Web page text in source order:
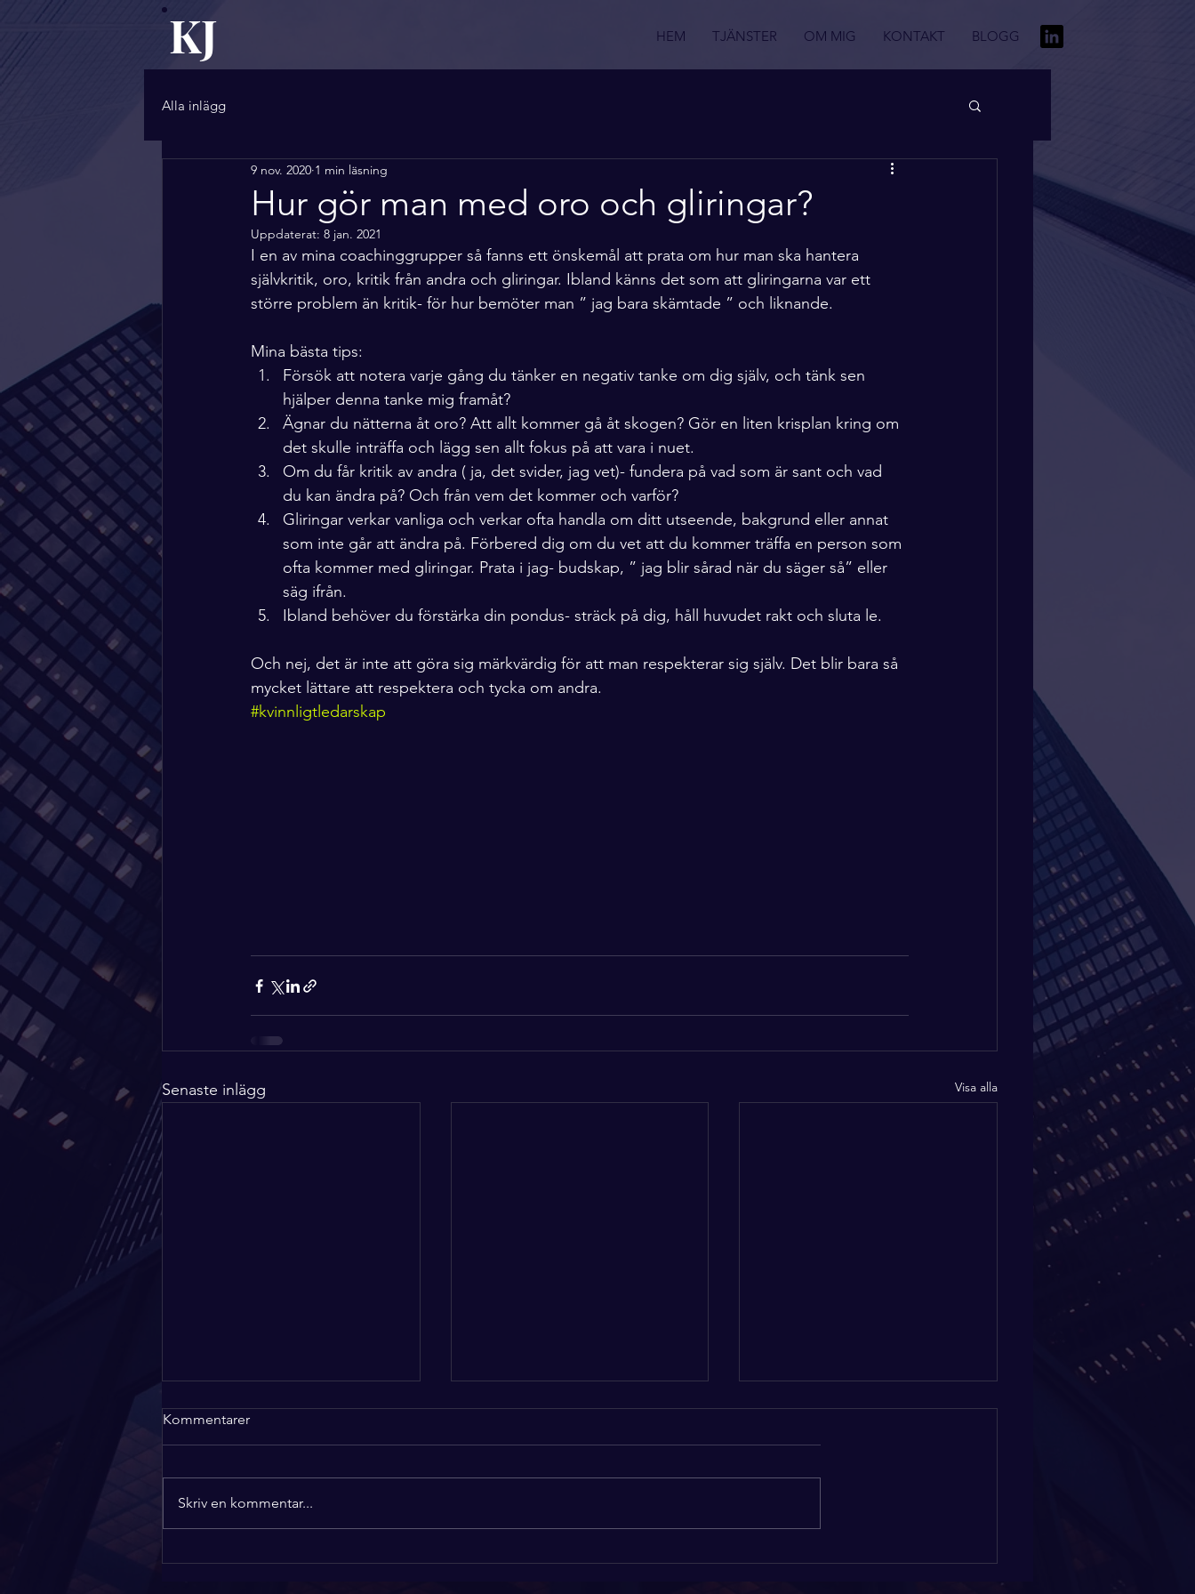
KJ HEM TJÄNSTER OM MIG KONTAKT BLOGG
Alla inlägg
Hur gör man med oro och gliringar?
9 nov. 2020 1 min läsning
Uppdaterat: 8 jan. 2021
I en av mina coachinggrupper så fanns ett önskemål att prata om hur man ska hantera
självkritik, oro, kritik från andra och gliringar. Ibland känns det som att gliringarna var ett
större problem än kritik- för hur bemöter man ” jag bara skämtade ” och liknande.
Mina bästa tips:
Försök att notera varje gång du tänker en negativ tanke om dig själv, och tänk sen
hjälper denna tanke mig framåt?
Ägnar du nätterna åt oro? Att allt kommer gå åt skogen? Gör en liten krisplan kring om
det skulle inträffa och lägg sen allt fokus på att vara i nuet.
Om du får kritik av andra ( ja, det svider, jag vet)- fundera på vad som är sant och vad
du kan ändra på? Och från vem det kommer och varför?
Gliringar verkar vanliga och verkar ofta handla om ditt utseende, bakgrund eller annat
som inte går att ändra på. Förbered dig om du vet att du kommer träffa en person som
ofta kommer med gliringar. Prata i jag- budskap, ” jag blir sårad när du säger så” eller
säg ifrån.
Ibland behöver du förstärka din pondus- sträck på dig, håll huvudet rakt och sluta le.
Och nej, det är inte att göra sig märkvärdig för att man respekterar sig själv. Det blir bara så
mycket lättare att respektera och tycka om andra.
#kvinnligtledarskap
Senaste inlägg Visa alla
Hatten av!
Kommentarer
Skriv en kommentar...